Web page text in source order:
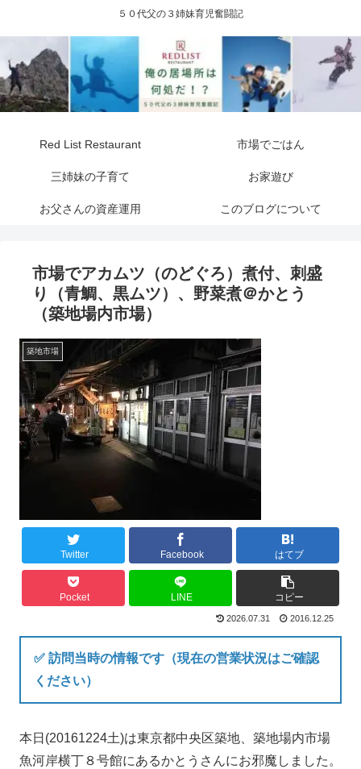
５０代父の３姉妹育児奮闘記
Red List Restaurant 市場でごはん
三姉妹の子育て お家遊び
お父さんの資産運用 このブログについて
市場でアカムツ（のどぐろ）煮付、刺盛
り（青鯛、黒ムツ）、野菜煮＠かとう
（築地場内市場）
築地市場
Twitter Facebook はてブ
Pocket LINE コピー
2026.07.31 2016.12.25
✅ 訪問当時の情報です（現在の営業状況はご確認
ください）
本日(20161224土)は東京都中央区築地、築地場内市場
魚河岸横丁８号館にあるかとうさんにお邪魔しました。